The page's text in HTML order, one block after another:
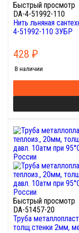
Быстрый просмотр
DA-4-51992-110
Нить льняная
4-51992-110 ЗУБР
428 ₽
В наличии
Быстрый просмотр
DA-51457-20
Труба
толщ.стенки 2мм,